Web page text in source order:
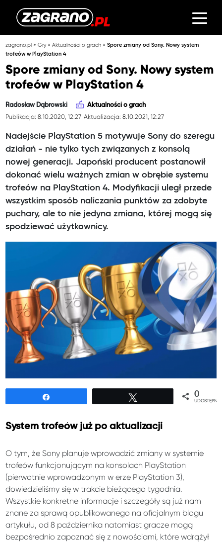
zagrano.pl »Gry»Aktualności o grach »Spore zmiany od Sony. Nowy system
trofeów w PlayStation 4
Spore zmiany od Sony. Nowy system
trofeów w PlayStation 4
Radosław Dąbrowski Aktualności o grach
Publikacja: 8.10.2020, 12:27 Aktualizacja: 8.10.2021, 12:27
Nadejście PlayStation 5 motywuje Sony do szeregu
działań - nie tylko tych związanych z konsolą
nowej generacji. Japoński producent postanowił
dokonać wielu ważnych zmian w obrębie systemu
trofeów na PlayStation 4. Modyfikacji uległ przede
wszystkim sposób naliczania punktów za zdobyte
puchary, ale to nie jedyna zmiana, której mogą się
spodziewać użytkownicy.
0
System trofeów już po aktualizacji
O tym, że Sony planuje wprowadzić zmiany w systemie
trofeów funkcjonującym na konsolach PlayStation
(pierwotnie wprowadzonym w erze PlayStation 3),
dowiedzieliśmy się w trakcie bieżącego tygodnia.
Wszystkie konkretne informacje i szczegóły są już nam
znane za sprawą opublikowanego na oficjalnym blogu
artykułu, od 8 października natomiast gracze mogą
bezpośrednio zapoznać się z nowościami, które wdrążył